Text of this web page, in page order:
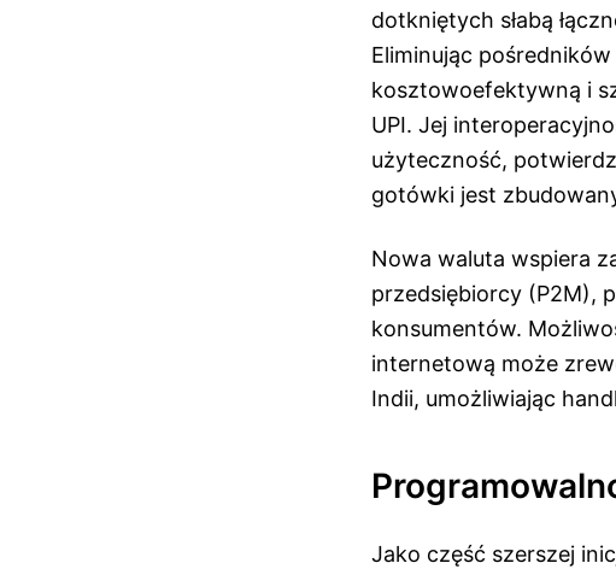
dotkniętych słabą
Eliminując
kosztowoefektywną i
UPI. Jej
użyteczność,
gotówki jest
Nowa waluta wspiera
przedsiębiorcy (P2M),
konsumentów.
internetową może
Indii, umożliwiając
Jako część szerszej